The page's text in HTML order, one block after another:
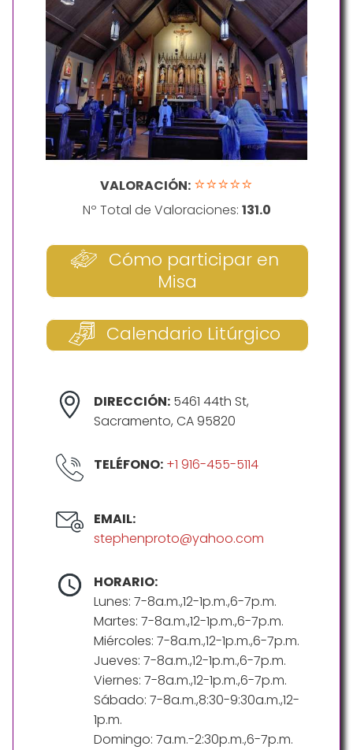
VALORACIÓN: ⭐⭐⭐⭐⭐
Nº Total de Valoraciones: 131.0
Cómo participar en
Misa
Calendario Litúrgico
DIRECCIÓN: 5461 44th St,
Sacramento, CA 95820
TELÉFONO: +1 916-455-5114
EMAIL:
stephenproto@yahoo.com
HORARIO:
Lunes: 7-8a.m.,12-1p.m.,6-7p.m.
Martes: 7-8a.m.,12-1p.m.,6-7p.m.
Miércoles: 7-8a.m.,12-1p.m.,6-7p.m.
Jueves: 7-8a.m.,12-1p.m.,6-7p.m.
Viernes: 7-8a.m.,12-1p.m.,6-7p.m.
Sábado: 7-8a.m.,8:30-9:30a.m.,12-
1p.m.
Domingo: 7a.m.-2:30p.m.,6-7p.m.